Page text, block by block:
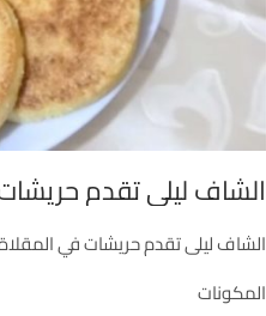
الشاف ليلى تقدم
الشاف ليلى تقدم حريشات في
المكونات